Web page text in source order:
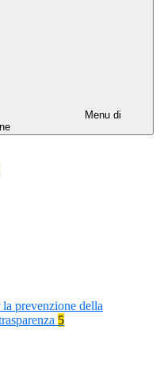
Menu di
prevenzione della
5